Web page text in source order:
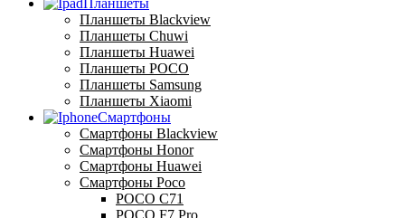
Планшеты Blackview
Планшеты Chuwi
Планшеты Huawei
Планшеты POCO
Планшеты Samsung
Планшеты Xiaomi
Смартфоны
Смартфоны Blackview
Смартфоны Honor
Смартфоны Huawei
Смартфоны Poco
POCO C71
POCO F7 Pro